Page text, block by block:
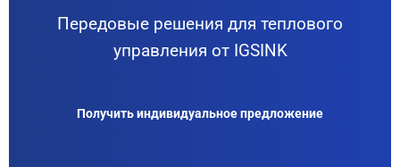
Передовые решения для теплового
управления от IGSINK
Получить индивидуальное предложение